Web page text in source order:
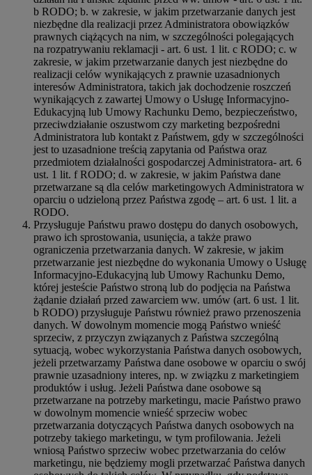
b RODO; b. w zakresie, w jakim przetwarzanie danych jest
niezbędne dla realizacji przez Administratora obowiązków
prawnych ciążących na nim, w szczególności polegających
na rozpatrywaniu reklamacji - art. 6 ust. 1 lit. c RODO; c. w
zakresie, w jakim przetwarzanie danych jest niezbędne do
realizacji celów wynikających z prawnie uzasadnionych
interesów Administratora, takich jak dochodzenie roszczeń
wynikających z zawartej Umowy o Usługę Informacyjno-
Edukacyjną lub Umowy Rachunku Demo, bezpieczeństwo,
przeciwdziałanie oszustwom czy marketing bezpośredni
Administratora lub kontakt z Państwem, gdy w szczególności
jest to uzasadnione treścią zapytania od Państwa oraz
przedmiotem działalności gospodarczej Administratora- art. 6
ust. 1 lit. f RODO; d. w zakresie, w jakim Państwa dane
przetwarzane są dla celów marketingowych Administratora w
oparciu o udzieloną przez Państwa zgodę – art. 6 ust. 1 lit. a
RODO.
Przysługuje Państwu prawo dostępu do danych osobowych,
prawo ich sprostowania, usunięcia, a także prawo
ograniczenia przetwarzania danych. W zakresie, w jakim
przetwarzanie jest niezbędne do wykonania Umowy o Usługę
Informacyjno-Edukacyjną lub Umowy Rachunku Demo,
której jesteście Państwo stroną lub do podjęcia na Państwa
żądanie działań przed zawarciem ww. umów (art. 6 ust. 1 lit.
b RODO) przysługuje Państwu również prawo przenoszenia
danych. W dowolnym momencie mogą Państwo wnieść
sprzeciw, z przyczyn związanych z Państwa szczególną
sytuacją, wobec wykorzystania Państwa danych osobowych,
jeżeli przetwarzamy Państwa dane osobowe w oparciu o swój
prawnie uzasadniony interes, np. w związku z marketingiem
produktów i usług. Jeżeli Państwa dane osobowe są
przetwarzane na potrzeby marketingu, macie Państwo prawo
w dowolnym momencie wnieść sprzeciw wobec
przetwarzania dotyczących Państwa danych osobowych na
potrzeby takiego marketingu, w tym profilowania. Jeżeli
wniosą Państwo sprzeciw wobec przetwarzania do celów
marketingu, nie będziemy mogli przetwarzać Państwa danych